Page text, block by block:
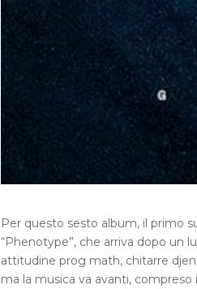
Per questo sesto album, il primo
“Phenotype”, che arriva dopo un
attitudine prog math, chitarre
ma la musica va avanti,